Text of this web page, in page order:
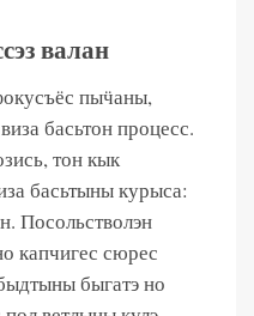
валан
пыӵаны,
басьтон процесс.
тон кык
басьтыны курыса:
Посольстволэн
капчигес сюрес
быгатэ но